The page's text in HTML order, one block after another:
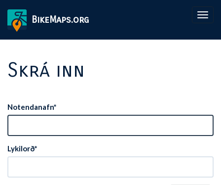
BikeMaps.org
Skrá inn
Notendanafn*
Lykilorð*